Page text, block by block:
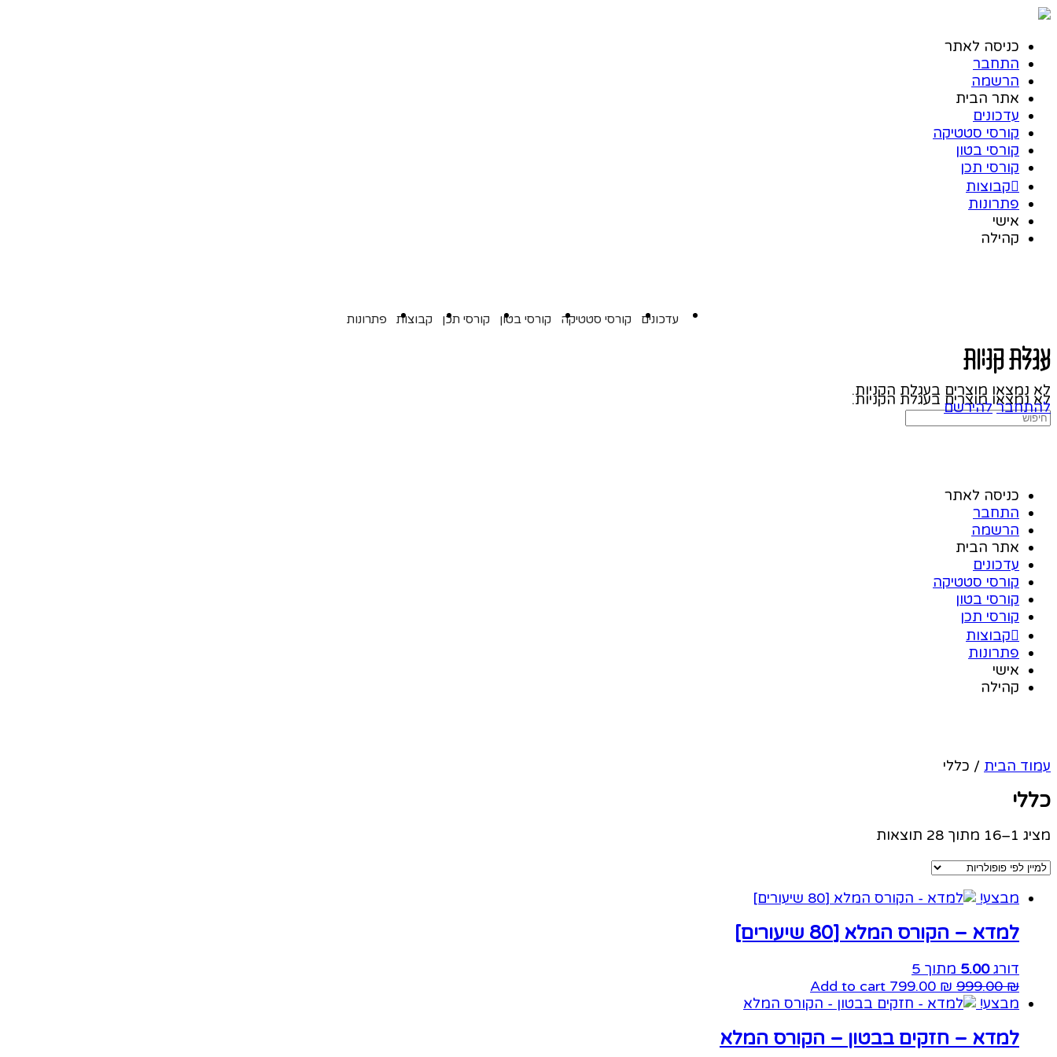
כניסה לאתר
התחבר
הרשמה
אתר הבית
עדכונים
קורסי סטטיקה
קורסי בטון
קורסי תכן
קבוצות
פתרונות
אישי
קהילה
עדכונים קורסי סטטיקה קורסי בטון קורסי תכן קבוצות פתרונות
עגלת קניות
לא נמצאו מוצרים בעגלת הקניות.
להתחבר להירשם
עגלת קניות
לא נמצאו מוצרים בעגלת הקניות.
כניסה לאתר
התחבר
הרשמה
אתר הבית
עדכונים
קורסי סטטיקה
קורסי בטון
קורסי תכן
קבוצות
פתרונות
אישי
קהילה
עמוד הבית / כללי
כללי
מציג 1–16 מתוך 28 תוצאות
מבצע!
למדא – הקורס המלא [80 שיעורים]
דורג5.00 מתוך 5
999.00₪
799.00 ₪
Add to cart
מבצע!
למדא – חזקים בבטון – הקורס המלא